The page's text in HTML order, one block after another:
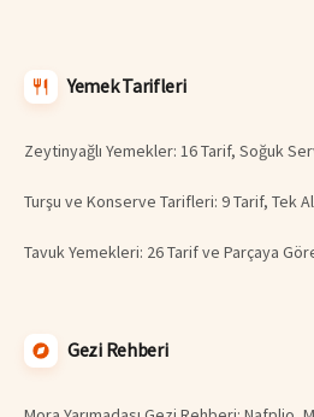
Yemek Tarifleri
Zeytinyağlı Yemekler: 16 Tarif, Soğuk
Turşu ve Konserve Tarifleri: 9 Tarif, Tek
Tavuk Yemekleri: 26 Tarif ve Parçaya
Gezi Rehberi